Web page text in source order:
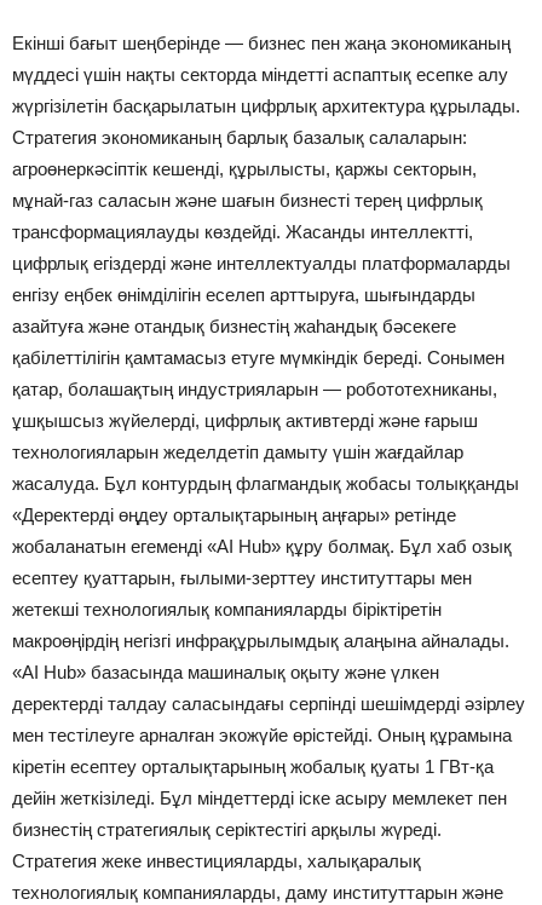
Екінші бағыт шеңберінде — бизнес пен жаңа экономиканың
мүддесі үшін нақты секторда міндетті аспаптық есепке алу
жүргізілетін басқарылатын цифрлық архитектура құрылады.
Стратегия экономиканың барлық базалық салаларын:
агроөнеркәсіптік кешенді, құрылысты, қаржы секторын,
мұнай-газ саласын және шағын бизнесті терең цифрлық
трансформациялауды көздейді. Жасанды интеллектті,
цифрлық егіздерді және интеллектуалды платформаларды
енгізу еңбек өнімділігін еселеп арттыруға, шығындарды
азайтуға және отандық бизнестің жаһандық бәсекеге
қабілеттілігін қамтамасыз етуге мүмкіндік береді. Сонымен
қатар, болашақтың индустрияларын — робототехниканы,
ұшқышсыз жүйелерді, цифрлық активтерді және ғарыш
технологияларын жеделдетіп дамыту үшін жағдайлар
жасалуда. Бұл контурдың флагмандық жобасы толыққанды
«Деректерді өңдеу орталықтарының аңғары» ретінде
жобаланатын егеменді «AI Hub» құру болмақ. Бұл хаб озық
есептеу қуаттарын, ғылыми-зерттеу институттары мен
жетекші технологиялық компанияларды біріктіретін
макроөңірдің негізгі инфрақұрылымдық алаңына айналады.
«AI Hub» базасында машиналық оқыту және үлкен
деректерді талдау саласындағы серпінді шешімдерді әзірлеу
мен тестілеуге арналған экожүйе өрістейді. Оның құрамына
кіретін есептеу орталықтарының жобалық қуаты 1 ГВт-қа
дейін жеткізіледі. Бұл міндеттерді іске асыру мемлекет пен
бизнестің стратегиялық серіктестігі арқылы жүреді.
Стратегия жеке инвестицияларды, халықаралық
технологиялық компанияларды, даму институттарын және